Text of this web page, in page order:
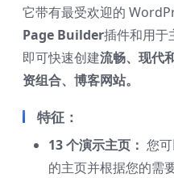
它带有最受欢迎的
Page Builder插件和用于
即可快速创建流畅、现代
资组合、博客网站。
特征：
13 个演示主页： 您
的主页并根据您的需